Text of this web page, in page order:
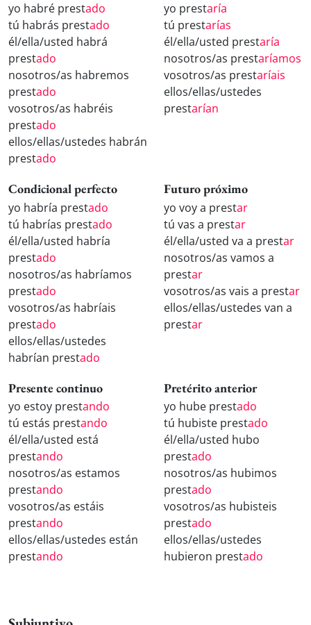
yo habré prestado
tú habrás prestado
él/ella/usted habrá
prestado
nosotros/as habremos
prestado
vosotros/as habréis
prestado
ellos/ellas/ustedes habrán
prestado
yo prestaría
tú prestarías
él/ella/usted prestaría
nosotros/as prestaríamos
vosotros/as prestaríais
ellos/ellas/ustedes
prestarían
Condicional perfecto
yo habría prestado
tú habrías prestado
él/ella/usted habría
prestado
nosotros/as habríamos
prestado
vosotros/as habríais
prestado
ellos/ellas/ustedes
habrían prestado
Futuro próximo
yo voy a prestar
tú vas a prestar
él/ella/usted va a prestar
nosotros/as vamos a
prestar
vosotros/as vais a prestar
ellos/ellas/ustedes van a
prestar
Presente continuo
yo estoy prestando
tú estás prestando
él/ella/usted está
prestando
nosotros/as estamos
prestando
vosotros/as estáis
prestando
ellos/ellas/ustedes están
prestando
Pretérito anterior
yo hube prestado
tú hubiste prestado
él/ella/usted hubo
prestado
nosotros/as hubimos
prestado
vosotros/as hubisteis
prestado
ellos/ellas/ustedes
hubieron prestado